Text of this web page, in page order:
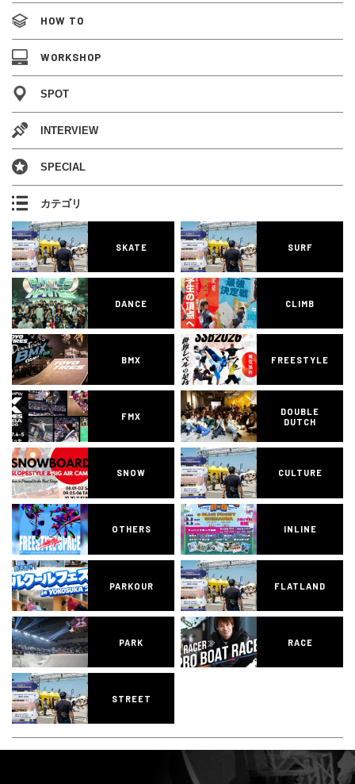
HOW TO
WORKSHOP
SPOT
INTERVIEW
SPECIAL
カテゴリ
SKATE SURF
DANCE CLIMB
BMX FREESTYLE
FMX
DOUBLE
DUTCH
SNOW CULTURE
OTHERS INLINE
PARKOUR FLATLAND
PARK RACE
STREET